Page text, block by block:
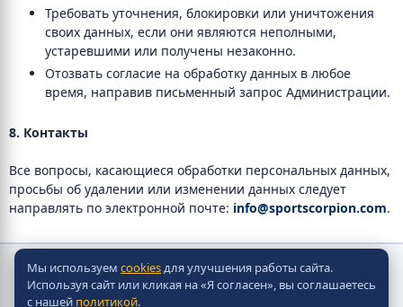
Требовать уточнения, блокировки или уничтожения
своих данных, если они являются неполными,
устаревшими или получены незаконно.
Отозвать согласие на обработку данных в любое
время, направив письменный запрос Администрации.
8. Контакты
Все вопросы, касающиеся обработки персональных данных,
просьбы об удалении или изменении данных следует
направлять по электронной почте: info@sportscorpion.com.
Copyright © Скорпион Настольно-Хоккейные Системы
2010 - 2026
Мы используем cookiesдля улучшения работы сайта.
Используя сайт или кликая на «Я согласен», вы соглашаетесь
с нашей политикой.